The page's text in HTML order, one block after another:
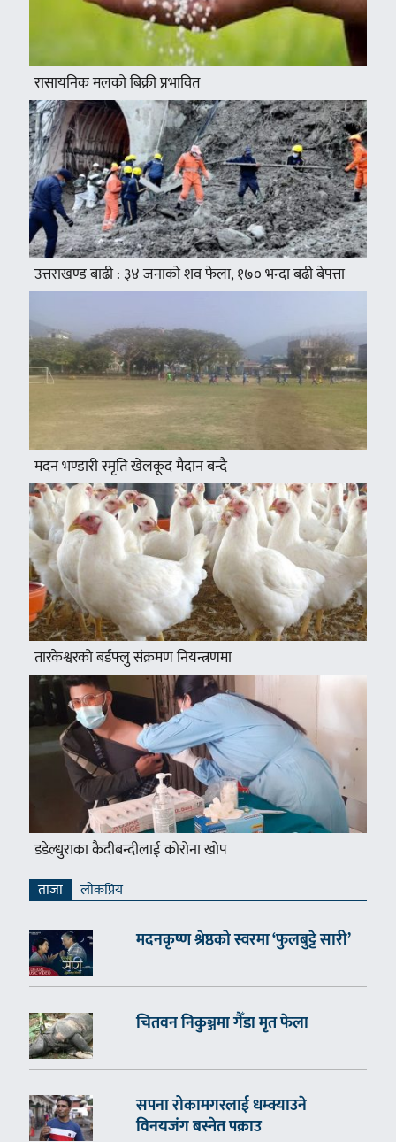
रासायनिक मलको बिक्री प्रभावित
उत्तराखण्ड बाढी : ३४ जनाको शव फेला, १७० भन्दा बढी बेपत्ता
मदन भण्डारी स्मृति खेलकूद मैदान बन्दै
तारकेश्वरको बर्डफ्लु संक्रमण नियन्त्रणमा
डडेल्धुराका कैदीबन्दीलाई कोरोना खोप
ताजा लाेकप्रिय
मदनकृष्ण श्रेष्ठको स्वरमा ‘फुलबुट्टे सारी’
चितवन निकुञ्जमा गैँडा मृत फेला
सपना रोकामगरलाई धम्क्याउने
विनयजंग बस्नेत पक्राउ